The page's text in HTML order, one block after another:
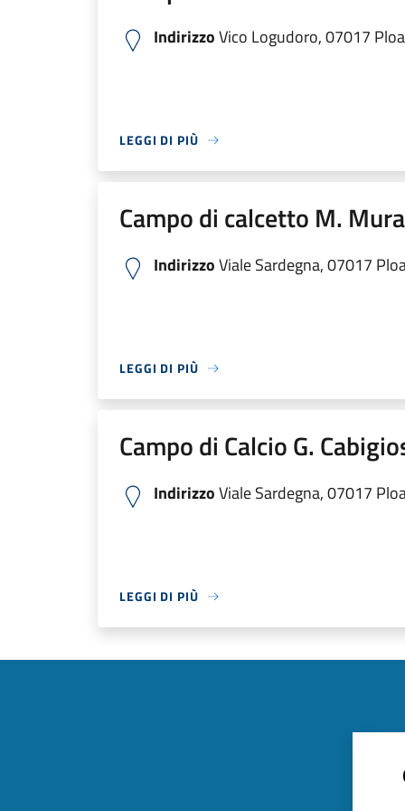
IndirizzoVico Logudoro, 07017
LEGGI DI PIÙ
Campo di calcetto M. Mura
IndirizzoViale Sardegna, 07017
LEGGI DI PIÙ
Campo di Calcio G.
IndirizzoViale Sardegna, 07017
LEGGI DI PIÙ